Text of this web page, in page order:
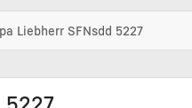
Liebherr SFNsdd 5227